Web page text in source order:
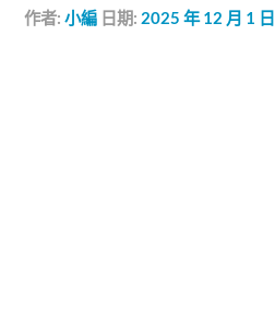
作者:小編 日期: 2025 年 12 月 1 日